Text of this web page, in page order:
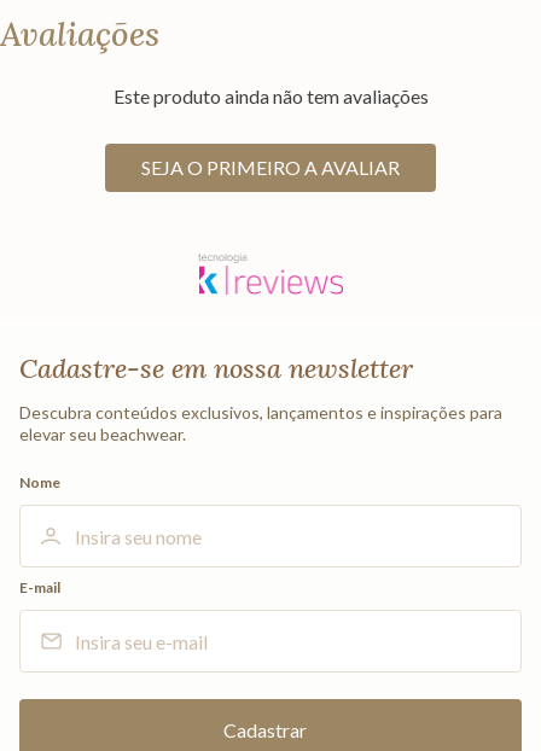
Avaliações
Este produto ainda não tem avaliações
SEJA O PRIMEIRO A AVALIAR
Cadastre-se em nossa newsletter
Descubra conteúdos exclusivos, lançamentos e inspirações para
elevar seu beachwear.
Nome
E-mail